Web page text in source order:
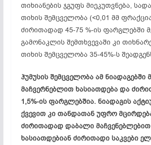
თიხიანების ჯგუფს მიეკუთვნება,
თიხის შემცველობა (<0,01 მმ
ძირითადად 45-75 %-ის ფარგლებში
გამონაკლის შემთხვევაში კი
თიხის შემცველობა 35-45%-ს
ჰუმუსის შემცველობა ამ ნიადაგებში
მაჩვერნებლით ხასიათდება და
1,5%-ის ფარგლებშია. ნიადაგის
ქვევით კი თანდათან უფრო
ძირითადად დაბალი მაჩვენებლებით
ხასიათდებიან ძირითადი საკვები